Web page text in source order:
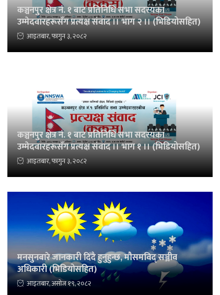
कञ्चनपुर क्षेत्र नं. १ बाट प्रतिनिधि सभा सदस्यका
उम्मेदवारहरूसँग प्रत्यक्ष संवाद ।। भाग २ ।। (भिडियोसहित)
आइतबार, फागुन ३, २०८२
कञ्चनपुर क्षेत्र नं. १ बाट प्रतिनिधि सभा सदस्यका
उम्मेदवारहरूसँग प्रत्यक्ष संवाद ।। भाग १ ।। (भिडियोसहित)
आइतबार, फागुन ३, २०८२
मनसुनबारे जानकारी दिँदै हुनुहुन्छ, मौसमविद् सञ्जीव
अधिकारी (भिडियोसहित)
आइतबार, असोज १९, २०८२